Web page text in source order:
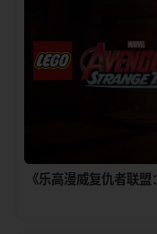
《乐高漫威复仇者联